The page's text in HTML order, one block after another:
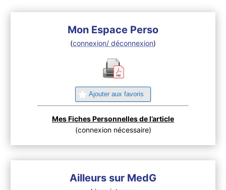
Mon Espace Perso
(connexion/ déconnexion)
Ajouter aux favoris
Mes Fiches Personnelles de l’article
(connexion nécessaire)
Ailleurs sur MedG